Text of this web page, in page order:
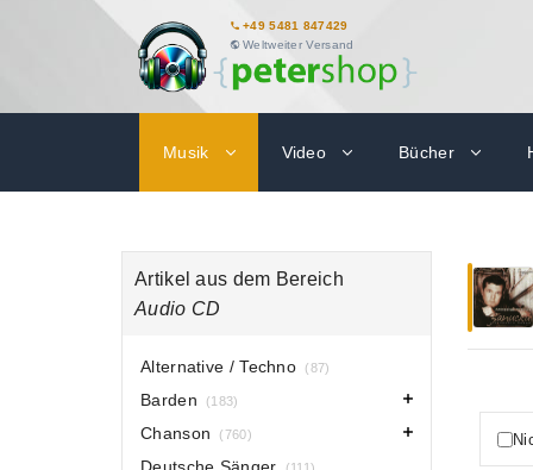
+49 5481 847429
Weltweiter Versand
Musik Video Bücher
Artikel aus dem Bereich
Audio CD
Alternative / Techno (87)
Barden (183)
Chanson (760)